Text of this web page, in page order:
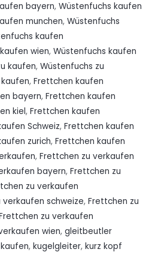
bayern, Wüstenfuchs kaufen
munchen, Wüstenfuchs
kaufen
wien, Wüstenfuchs kaufen
kaufen, Wüstenfuchs zu
, Frettchen kaufen
bayern, Frettchen kaufen
kiel, Frettchen kaufen
Schweiz, Frettchen kaufen
zurich, Frettchen kaufen
, Frettchen zu verkaufen
bayern, Frettchen zu
zu verkaufen
verkaufen schweize, Frettchen zu
zu verkaufen
wien, gleitbeutler
, kugelgleiter, kurz kopf